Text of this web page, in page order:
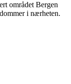
området Bergen
i nærheten.